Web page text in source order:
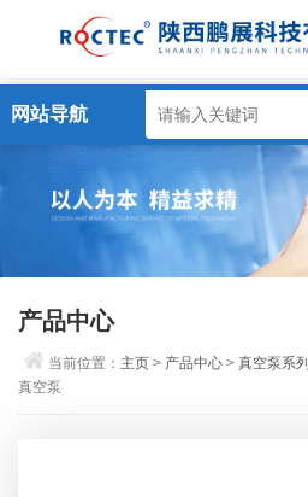
网站导航
产品中心
当前位置： 主页 > 产品中心 >真空泵系列
真空泵